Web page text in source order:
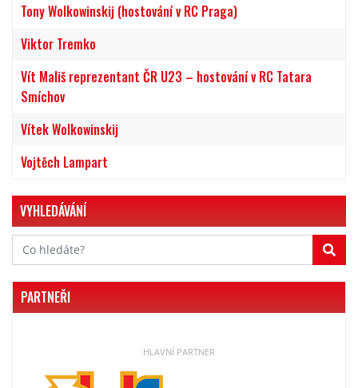
PARTNEŘI
HLAVNÍ PARTNER
Tony Wolkowinskij (hostování v RC Praga)
Viktor Tremko
Vít Mališ reprezentant ČR U23 – hostování v RC Tatara
Smíchov
Vítek Wolkowinskij
Vojtěch Lampart
VYHLEDÁVÁNÍ